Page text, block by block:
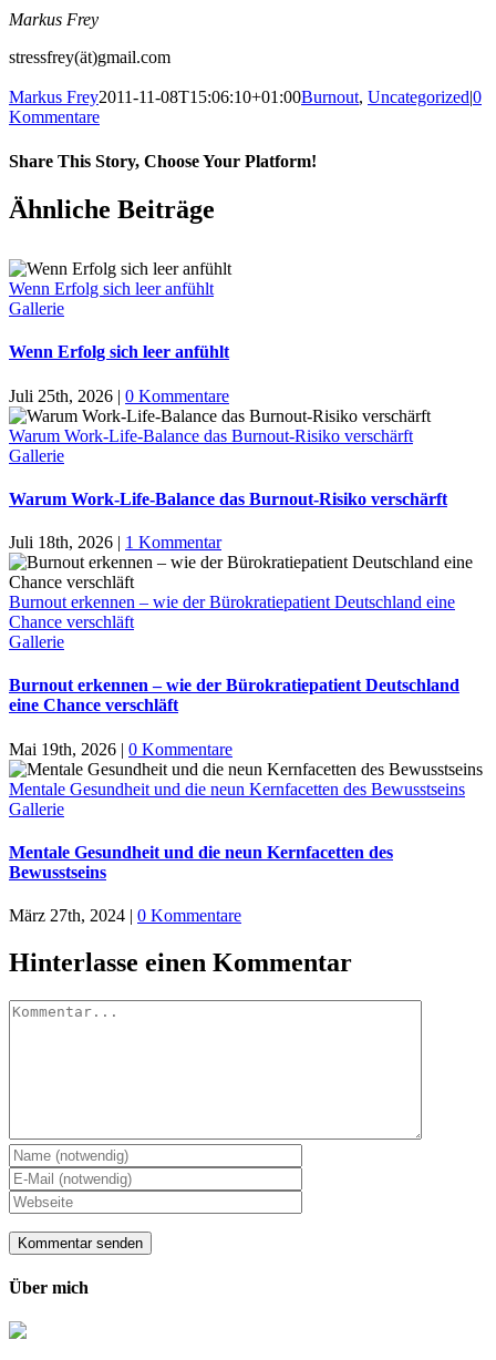
Markus Frey
stressfrey(ät)gmail.com
Markus Frey2011-11-08T15:06:10+01:00Burnout, Uncategorized|0
Kommentare
Share This Story, Choose Your Platform!
Ähnliche Beiträge
Wenn Erfolg sich leer anfühlt
Gallerie
Wenn Erfolg sich leer anfühlt
Juli 25th, 2026 | 0 Kommentare
Warum Work-Life-Balance das Burnout-Risiko verschärft
Gallerie
Warum Work-Life-Balance das Burnout-Risiko verschärft
Juli 18th, 2026 | 1 Kommentar
Burnout erkennen – wie der Bürokratiepatient Deutschland eine
Chance verschläft
Gallerie
Burnout erkennen – wie der Bürokratiepatient Deutschland
eine Chance verschläft
Mai 19th, 2026 | 0 Kommentare
Mentale Gesundheit und die neun Kernfacetten des Bewusstseins
Gallerie
Mentale Gesundheit und die neun Kernfacetten des
Bewusstseins
März 27th, 2024 | 0 Kommentare
Hinterlasse einen Kommentar
Kommentar
Über mich